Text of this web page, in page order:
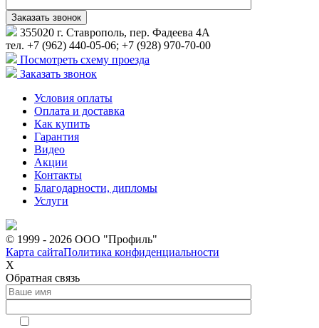
355020 г. Ставрополь, пер. Фадеева 4А
тел. +7 (962) 440-05-06; +7 (928) 970-70-00
Посмотреть схему проезда
Заказать звонок
Условия оплаты
Оплата и доставка
Как купить
Гарантия
Видео
Акции
Контакты
Благодарности, дипломы
Услуги
© 1999 - 2026 ООО "Профиль"
Карта сайтаПолитика конфиденциальности
Х
Обратная связь